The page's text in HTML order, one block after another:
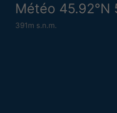
Météo 45.92°N
391m s.n.m.